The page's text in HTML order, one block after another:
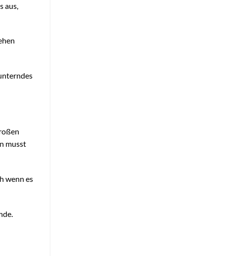
aus,
musst
wenn es